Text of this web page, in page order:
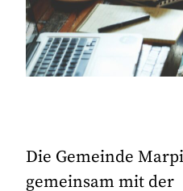
Die Gemeinde
gemeinsam mit der